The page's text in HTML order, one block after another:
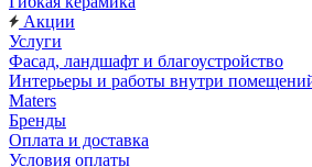
Акции
Услуги
Фасад, ландшафт и благоустройство
Интерьеры и работы внутри
Maters
Бренды
Оплата и доставка
Условия оплаты